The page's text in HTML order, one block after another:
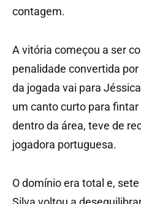
contagem.
A vitória começou a ser
penalidade convertida
da jogada vai para
um canto curto para
dentro da área, teve de
jogadora portuguesa.
O domínio era total e,